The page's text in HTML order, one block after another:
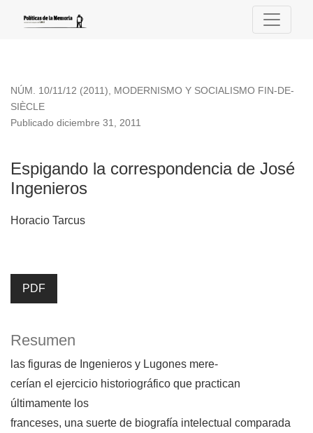
Espigando la correspondencia de José Ingenieros
NÚM. 10/11/12 (2011), MODERNISMO Y SOCIALISMO FIN-DE-
SIÈCLE
Espigando la correspondencia de José
Ingenieros
Publicado diciembre 31, 2011
Horacio Tarcus
PDF
Resumen
las figuras de Ingenieros y Lugones mere-
cerían el ejercicio historiográfico que practican
últimamente los
franceses, una suerte de biografía intelectual comparada